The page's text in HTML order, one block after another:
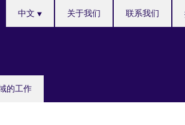
的工作
your
中文 关于我们 联系我们